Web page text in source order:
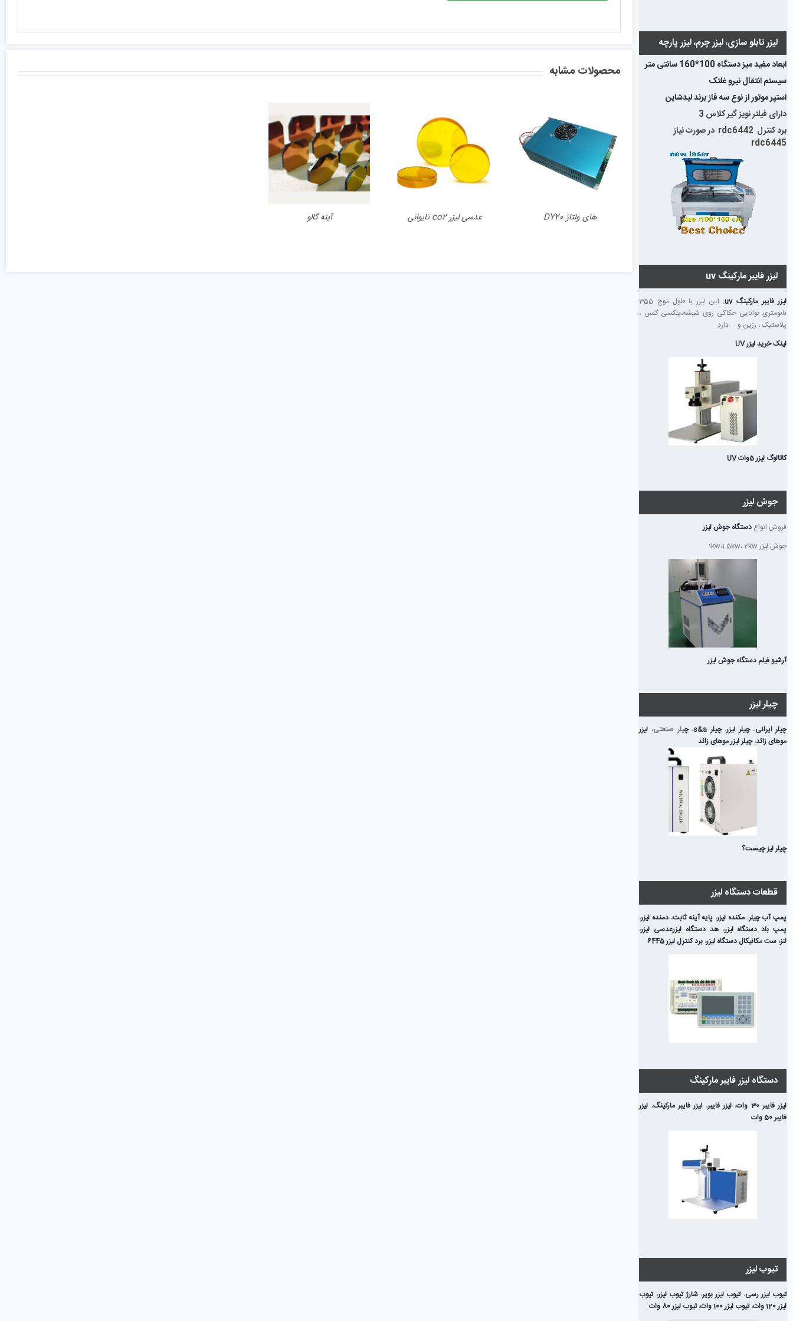
محصولات مشابه
نمایش سریع
های ولتاژ DY20
نمایش سریع
عدسی لیزر co2 تایوانی
نمایش سریع
آینه گالو
لیزر تابلو سازی، لیزر چرم، لیزر پارچه
ابعاد مفید میز دستگاه 100*160 سانتی متر
سیستم انتقال نیرو غلتک
استپر موتور از نوع سه فاز برند لیدشاین
دارای فیلتر نویز گیر کلاس 3
برد کنترل rdc6442 در صورت نیاز
rdc6445
لیزر فایبر مارکینگ uv
لیزر فایبر مارکینگ uv :
این لیزر با طول موج 355
نانومتری توانایی حکاکی روی شیشه،پلکسی گلس ،
پلاستیک ، رزین و … دارد.
لینک خرید لیزر UV
کاتالوگ لیزر 5وات UV
جوش لیزر
فروش انواع دستگاه جوش لیزر
جوش لیزر 1kw،1.5kw، 2kw
آرشیو فیلم دستگاه جوش لیزر
چیلر لیزر
چیلر ایرانی،چیلر لیزر،چیلر s&a ،چیلر صنعتی، لیزر
موهای زائد،چیلر لیزر موهای زائد
چیلر لیز چیست؟
قطعات دستگاه لیزر
پمپ آب چیلر،مکنده لیزر، پایه آینه ثابت، دمنده لیزر،
پمپ باد دستگاه لیزر،هد دستگاه لیزرعدسی لیزر،
لنز، ست مکانیکال دستگاه لیزر، برد کنترل لیزر 6445
دستگاه لیزر فایبر مارکینگ
لیزر فایبر 30 وات ،لیزر فایبر، لیزر فایبر مارکینگ، لیزر
فایبر 50 وات
تیوب لیزر
تیوب لیزر رسی،تیوب لیزر بویر،شارژ تیوب لیزر،تیوب
لیزر 120 وات
،تیوب لیزر 100 وات ،تیوب لیزر 80 وات